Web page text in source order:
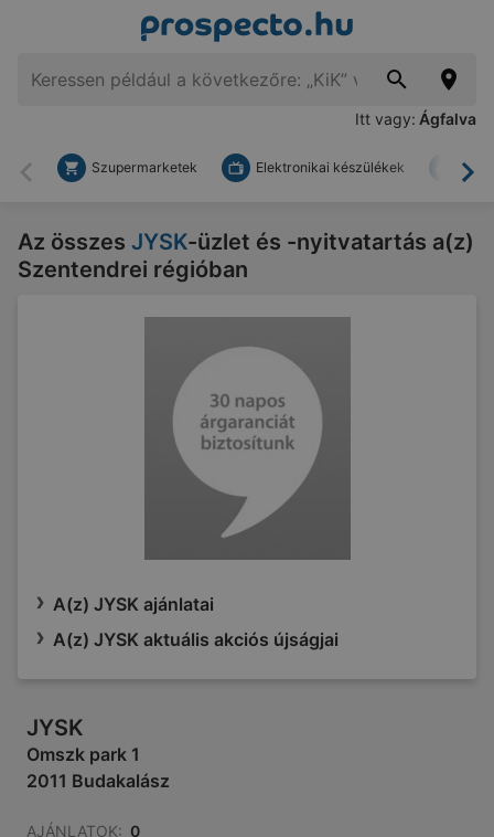
Itt vagy: Ágfalva
Vissza
Szupermarketek Elektronikai készülékek
Az összes JYSK-üzlet és -nyitvatartás a(z)
Szentendrei régióban
A(z) JYSK ajánlatai
A(z) JYSK aktuális akciós újságjai
JYSK
Omszk park 1
2011 Budakalász
AJÁNLATOK: 0